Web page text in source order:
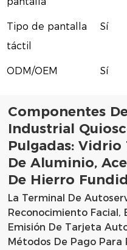
Componentes
Industrial
Pulgadas:
De Aluminio,
De Hierro
La Terminal De
Reconocimiento Facial,
Emisión De Tarjeta
Métodos De Pago Para
Tipo de pantalla
táctil
Sí
ODM/OEM Sí